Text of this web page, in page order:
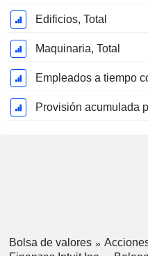
Edificios, Total
Maquinaria, Total
Empleados a tiempo
Bolsa de valores